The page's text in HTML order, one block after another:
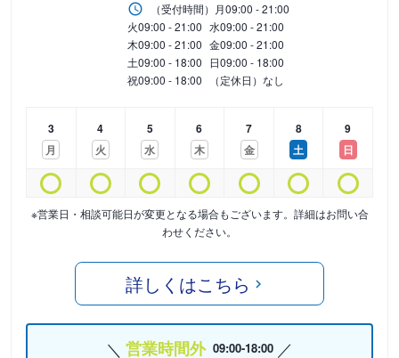
（受付時間） 月09:00 - 21:00
火09:00 - 21:00 水09:00 - 21:00
木09:00 - 21:00 金09:00 - 21:00
土09:00 - 18:00 日09:00 - 18:00
祝09:00 - 18:00 （定休日）なし
3
月
4
火
5
水
6
木
7
金
8
土
9
日
※営業日・相談可能日が変更となる場合もございます。詳細はお問い合
わせください。
詳しくはこちら
営業時間外 09:00-18:00